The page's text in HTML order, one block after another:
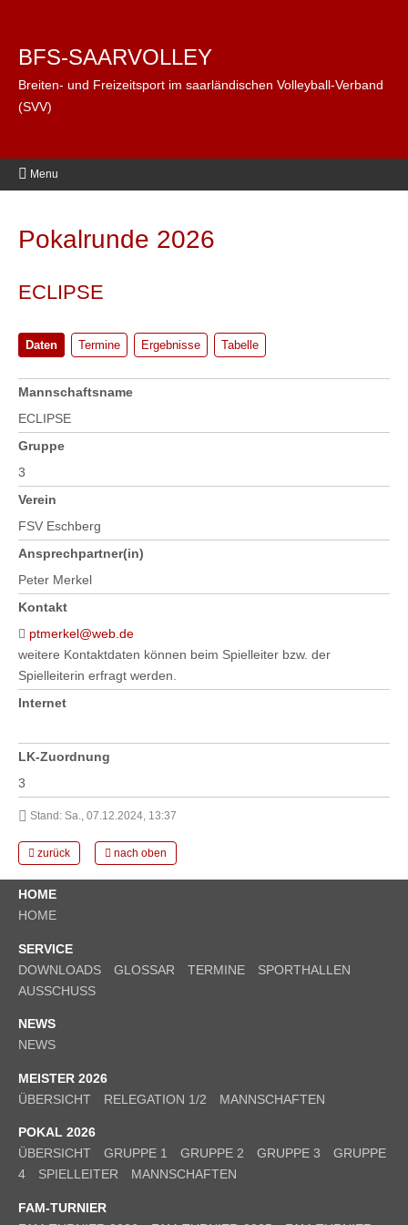
BFS-SAARVOLLEY
Breiten- und Freizeitsport im saarländischen Volleyball-Verband
(SVV)
Menu
Pokalrunde 2026
ECLIPSE
Daten Termine Ergebnisse Tabelle
Mannschaftsname
ECLIPSE
Gruppe
3
Verein
FSV Eschberg
Ansprechpartner(in)
Peter Merkel
Kontakt
ptmerkel@web.de
weitere Kontaktdaten können beim Spielleiter bzw. der
Spielleiterin erfragt werden.
Internet
LK-Zuordnung
3
Stand: Sa., 07.12.2024, 13:37
zurück nach oben
HOME
HOME
SERVICE
DOWNLOADS
GLOSSAR TERMINE
SPORTHALLEN
AUSSCHUSS
NEWS
NEWS
MEISTER 2026
ÜBERSICHT
RELEGATION 1/2 MANNSCHAFTEN
POKAL 2026
ÜBERSICHT
GRUPPE 1 GRUPPE 2 GRUPPE 3
GRUPPE
4
SPIELLEITER MANNSCHAFTEN
FAM-TURNIER